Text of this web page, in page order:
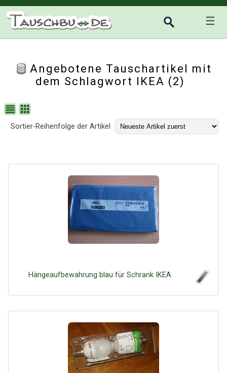
☰
Angebotene Tauschartikel mit
dem Schlagwort IKEA (2)
Sortier-Reihenfolge der Artikel
Hängeaufbewahrung blau für Schrank IKEA